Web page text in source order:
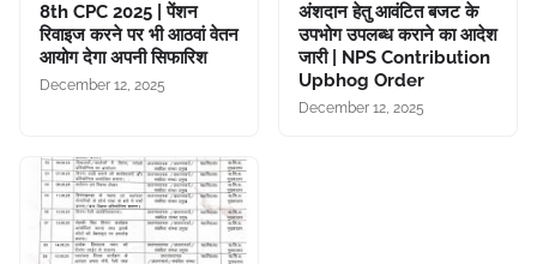
8th CPC 2025 | पेंशन
रिवाइज करने पर भी आठवां वेतन
आयोग देगा अपनी सिफारिश
December 12, 2025
अंशदान हेतु आवंटित बजट के
उपभोग उपलब्ध कराने का आदेश
जारी | NPS Contribution
Upbhog Order
December 12, 2025